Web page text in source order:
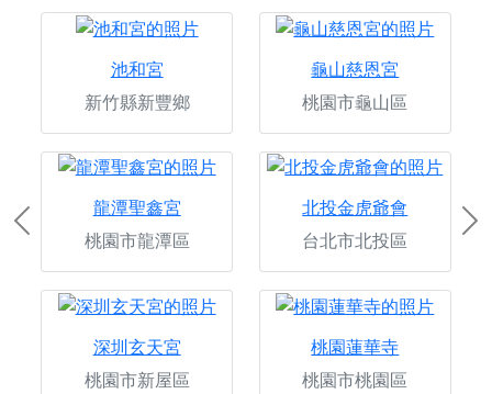
池和宮
新竹縣新豐鄉
龜山慈恩宮
桃園市龜山區
龍潭聖鑫宮
桃園市龍潭區
北投金虎爺會
台北市北投區
深圳玄天宮
桃園市新屋區
桃園蓮華寺
桃園市桃園區
Previous